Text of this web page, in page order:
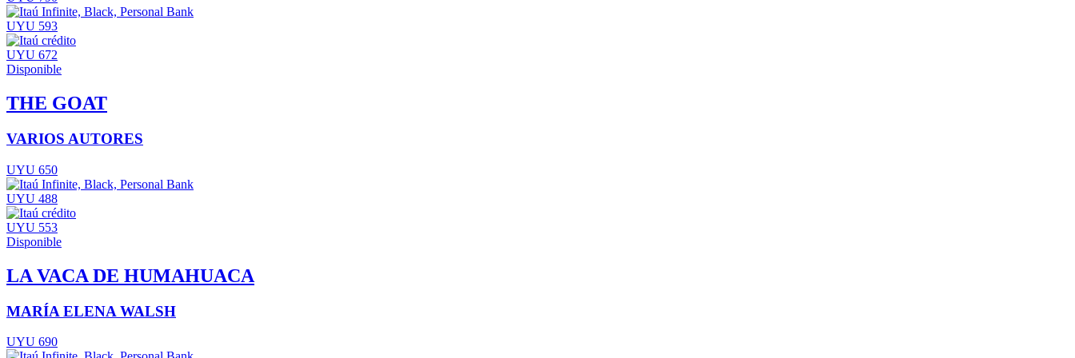
UYU 593
UYU 672
Disponible
THE GOAT
VARIOS AUTORES
UYU 650
UYU 488
UYU 553
Disponible
LA VACA DE HUMAHUACA
MARÍA ELENA WALSH
UYU 690